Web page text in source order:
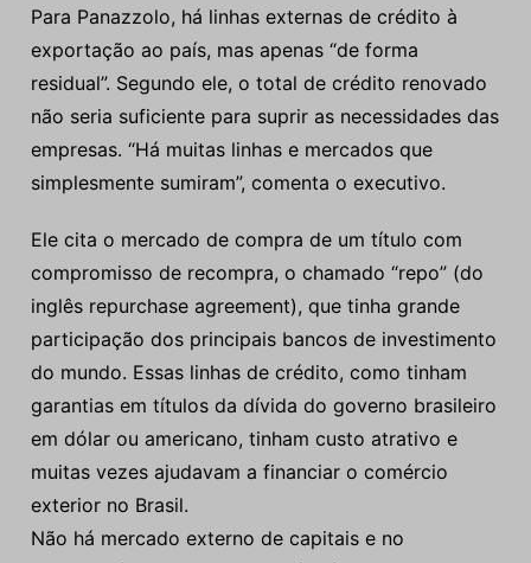
Para Panazzolo, há linhas externas de crédito à
exportação ao país, mas apenas “de forma
residual”. Segundo ele, o total de crédito renovado
não seria suficiente para suprir as necessidades das
empresas. “Há muitas linhas e mercados que
simplesmente sumiram”, comenta o executivo.
Ele cita o mercado de compra de um título com
compromisso de recompra, o chamado “repo” (do
inglês repurchase agreement), que tinha grande
participação dos principais bancos de investimento
do mundo. Essas linhas de crédito, como tinham
garantias em títulos da dívida do governo brasileiro
em dólar ou americano, tinham custo atrativo e
muitas vezes ajudavam a financiar o comércio
exterior no Brasil.
Não há mercado externo de capitais e no